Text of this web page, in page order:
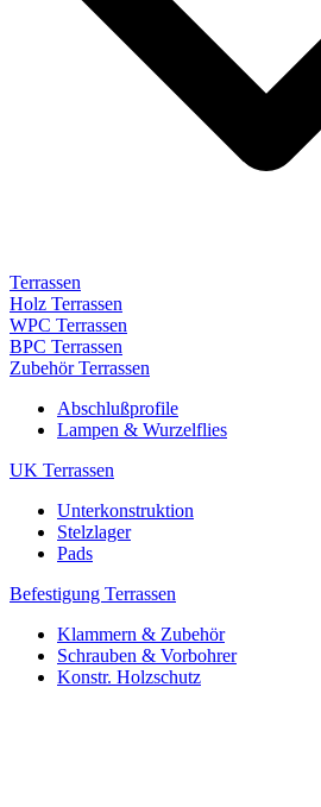
Terrassen
Holz Terrassen
WPC Terrassen
BPC Terrassen
Zubehör Terrassen
Abschlußprofile
Lampen & Wurzelflies
UK Terrassen
Unterkonstruktion
Stelzlager
Pads
Befestigung Terrassen
Klammern & Zubehör
Schrauben & Vorbohrer
Konstr. Holzschutz